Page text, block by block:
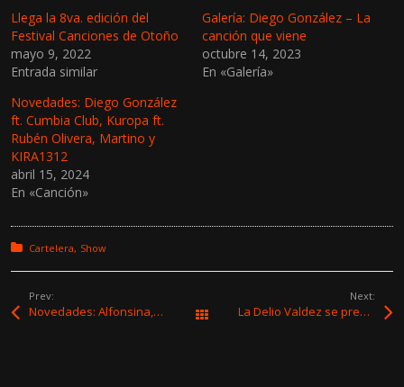
Llega la 8va. edición del
Festival Canciones de Otoño
mayo 9, 2022
Entrada similar
Galería: Diego González – La
canción que viene
octubre 14, 2023
En «Galería»
Novedades: Diego González
ft. Cumbia Club, Kuropa ft.
Rubén Olivera, Martino y
KIRA1312
abril 15, 2024
En «Canción»
Posted in:
Cartelera Show
Prev:
Novedades: Alfonsina, Dostrescinco, Julieta Díaz & Diego Presa, Zonno, Ino Guridi y Gonzalo Brancciari Todas las entradas
Next:
La Delio Valdez se presentará el 18/03 en el Teatro de Verano